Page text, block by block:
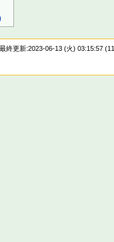
最終更新:2023-06-13 (火) 03:15:57